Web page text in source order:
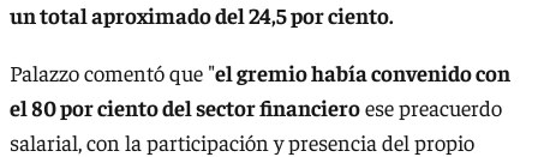
un total aproximado del 24,5 por ciento.
Palazzo comentó que "el gremio había convenido con
el 80 por ciento del sector financieroese preacuerdo
salarial, con la participación y presencia del propio